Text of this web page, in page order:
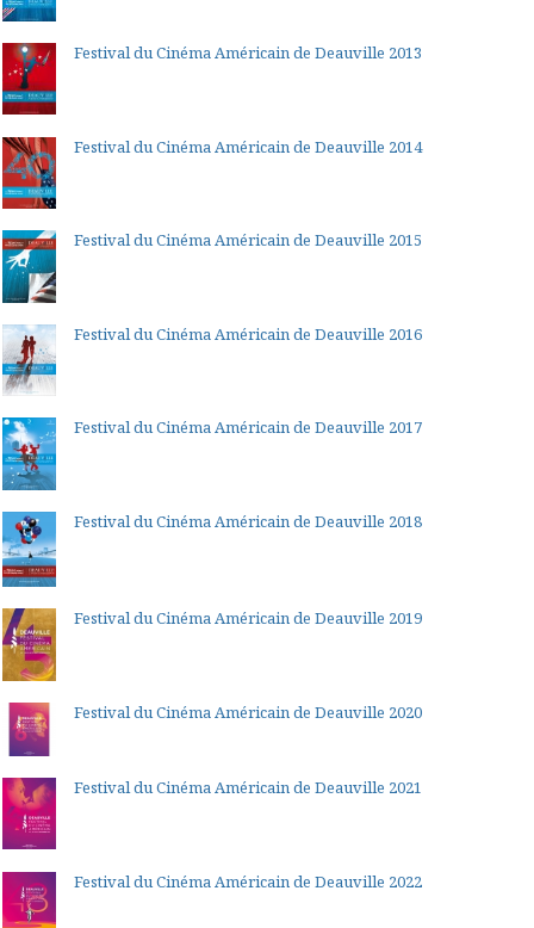
Festival du Cinéma Américain de Deauville 2013
Festival du Cinéma Américain de Deauville 2014
Festival du Cinéma Américain de Deauville 2015
Festival du Cinéma Américain de Deauville 2016
Festival du Cinéma Américain de Deauville 2017
Festival du Cinéma Américain de Deauville 2018
Festival du Cinéma Américain de Deauville 2019
Festival du Cinéma Américain de Deauville 2020
Festival du Cinéma Américain de Deauville 2021
Festival du Cinéma Américain de Deauville 2022